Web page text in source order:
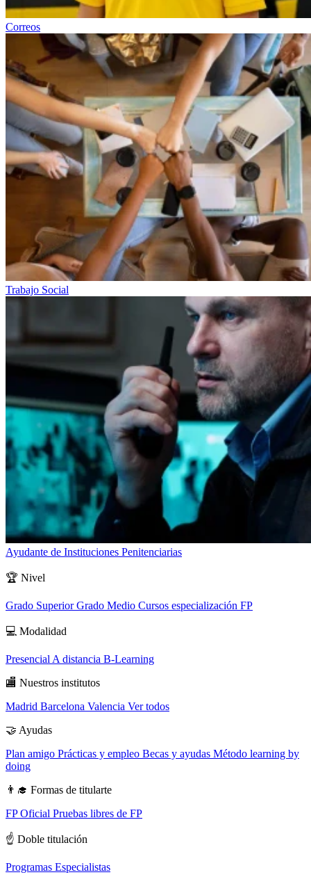
Correos
Trabajo Social
Ayudante de Instituciones Penitenciarias
🏆 Nivel
Grado SuperiorGrado Medio Cursos especialización FP
💻 Modalidad
Presencial A distancia B-Learning
🏬 Nuestros institutos
Madrid Barcelona Valencia Ver todos
🤝 Ayudas
Plan amigo Prácticas y empleo Becas y ayudas Método learning by
doing
👨‍🎓 Formas de titularte
FP Oficial Pruebas libres de FP
☝️ Doble titulación
Programas Especialistas